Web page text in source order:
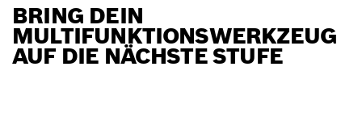
BRING DEIN
MULTIFUNKTIONSWERKZEUG
AUF DIE NÄCHSTE STUFE